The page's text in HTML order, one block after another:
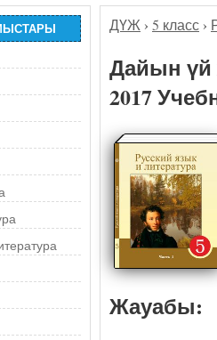
ДҮЖ › 5 класс ›
Дайын үй
2017
Жауабы: